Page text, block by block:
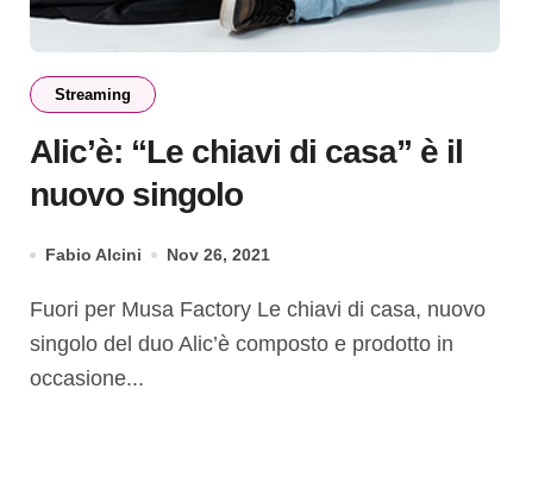
Streaming
Alic’è: “Le chiavi di casa” è il
nuovo singolo
Fabio Alcini Nov 26, 2021
Fuori per Musa Factory Le chiavi di casa, nuovo
singolo del duo Alic’è composto e prodotto in
occasione...